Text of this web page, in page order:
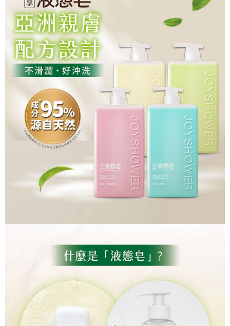
AFTEE先享後付
相關說明
【關於「AFTEE先享後付」】
AFTEE先享後付是「在收到商品之後才付款」的支付方式。 讓您購物簡單
便利好安心！
１．簡單：不需註冊會員、不需綁卡、不需儲值。
２．便利：只要手機號碼，簡訊認證，即可結帳。
【「AFTEE先享後付」結帳流程】
１．於結帳方式選擇「AFTEE先享後付」後，將跳轉至「AFTEE先享後付」
結帳頁面，進行簡訊認證並確認金額後，即可完成結帳。
２．訂單成立數日內，您將收到繳費通知簡訊。
３．收到繳費通知簡訊後14天內，點擊此簡訊中的連結，可透過四大超商／
ATM／網路銀行／等多元方式進行付款，方視為交易完成。
※ 請注意：結帳手續完成當下不需立刻繳費，但若您需要取消訂單，請聯絡
購買商品的店家。未經商家同意取消之訂單仍視為有效，需透過AFTEE先享
後付繳納相關費用。
※ 交易是否成功請以「AFTEE先享後付 」之結帳頁面顯示為準，若有關於
是否繳費成功／繳費後需取消欲退款等相關疑問，請聯繫「AFTEE先享後付
https://netprotections.freshdesk.com/support/home
權轉讓予恩沛科技股份有限公司。
２．關於個人資料處理事宜，請瀏覽以下網址：
https://aftee.tw/terms/#terms3
「AFTEE先享後付」，若未經同意申辦者引起之損失，本公司不負相關責
４．使用「AFTEE先享後付」時，將依據個別帳號之用戶狀況，依本公司即
時審查核予不同之上限額度；若仍有額度不足之情形，本公司將視審查結果
請求用戶進行身份認證。
運送方式
全家取貨付款
每筆NT$60，滿NT$799(含以上)免運費
7-11取貨付款
每筆NT$60，滿NT$799(含以上)免運費
7-11取貨(快速到店)
每筆NT$95，滿NT$799(含以上)免運費
每筆NT$150
滿額免運宅配
每筆NT$50，滿NT$299(含以上)免運費